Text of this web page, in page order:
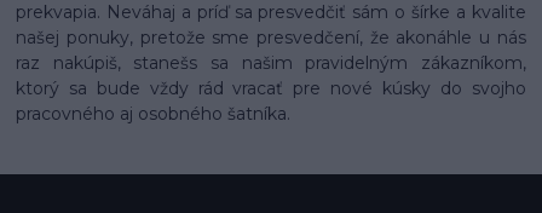
prekvapia. Neváhaj a príď sa presvedčiť sám o šírke a kvalite
našej ponuky, pretože sme presvedčení, že akonáhle u nás
raz nakúpiš, stanešs sa našim pravidelným zákazníkom,
ktorý sa bude vždy rád vracať pre nové kúsky do svojho
pracovného aj osobného šatníka.